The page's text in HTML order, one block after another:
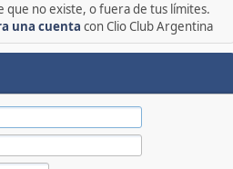
que no existe, o fuera de tus límites.
una cuenta con Clio Club Argentina